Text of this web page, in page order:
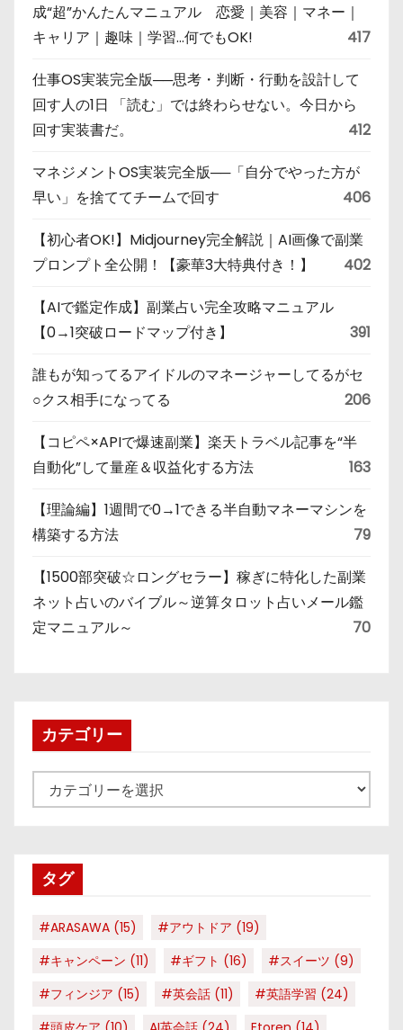
成“超”かんたんマニュアル 恋愛｜美容｜マネー｜
キャリア｜趣味｜学習…何でもOK!
417
仕事OS実装完全版──思考・判断・行動を設計して
回す人の1日 「読む」では終わらせない。今日から
回す実装書だ。
412
マネジメントOS実装完全版──「自分でやった方が
早い」を捨ててチームで回す
406
【初心者OK!】Midjourney完全解説｜AI画像で副業
プロンプト全公開！【豪華3大特典付き！】
402
【AIで鑑定作成】副業占い完全攻略マニュアル
【0→1突破ロードマップ付き】
391
誰もが知ってるアイドルのマネージャーしてるがセ
○クス相手になってる
206
【コピペ×APIで爆速副業】楽天トラベル記事を“半
自動化”して量産＆収益化する方法
163
【理論編】1週間で0→1できる半自動マネーマシンを
構築する方法
79
【1500部突破☆ロングセラー】稼ぎに特化した副業
ネット占いのバイブル～逆算タロット占いメール鑑
定マニュアル～
70
カテゴリー
テ
ータグ
#ARASAWA (15) #アウトドア (19)
#キャンペーン (11) #ギフト (16) #スイーツ (9)
#フィンジア (15) #英会話 (11) #英語学習 (24)